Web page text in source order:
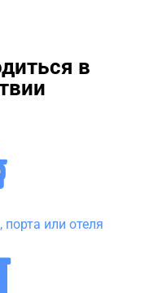
в
или отеля